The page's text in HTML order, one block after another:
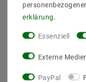
SICHER BEZAHLEN
erklärung.
Essenziell
Externe
PayPal